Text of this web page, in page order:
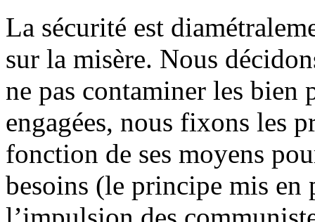
La sécurité est
sur la misère. Nous
ne pas contaminer les bien
engagées, nous fixons les
fonction de ses moyens
besoins (le principe mis en